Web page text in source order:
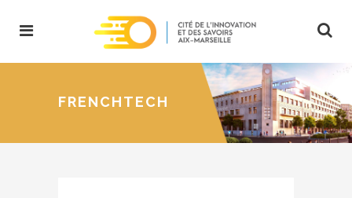
FRENCHTECH